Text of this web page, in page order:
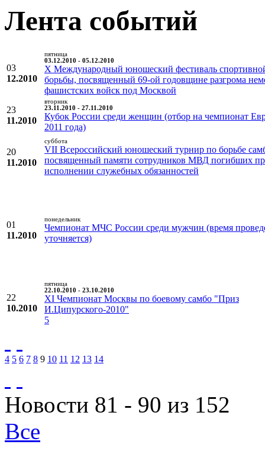
Лента событий
03
12.2010
пятница
03.12.2010 - 05.12.2010
X Международный юношеский фестиваль
борьбы, посвященный 69-ой годовщине разгрома
фашистских войск под Москвой
23
11.2010
вторник
23.11.2010 - 27.11.2010
Кубок России среди женщин (отбор на чемпионат
2011 года)
20
11.2010
суббота
VII Всероссийский юношеский турнир по борьбе
посвященный памяти сотрудников МВД погибших
исполнении служебных обязанностей
01
11.2010
понедельник
Чемпионат МЧС России среди мужчин (время
уточняется)
22
10.2010
пятница
22.10.2010 - 23.10.2010
XI Чемпионат Москвы по боевому самбо "Приз
И.Ципурского-2010"
5
4 5 6 7 8 9 10 11 12 13 14
Новости 81 - 90 из 152
Все